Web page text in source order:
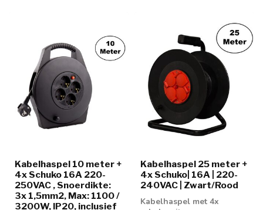
Kabelhaspel 10 meter +
4x Schuko 16A 220-
250VAC , Snoerdikte:
3x 1,5mm2, Max: 1100 /
3200W, IP20, inclusief
Kabelhaspel 25 meter +
4x Schuko| 16A | 220-
240VAC | Zwart/Rood
Kabelhaspel met 4x